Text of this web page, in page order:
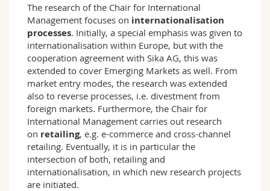
The research of the Chair for International
Management focuses on internationalisation
processes. Initially, a special emphasis was given to
internationalisation within Europe, but with the
cooperation agreement with Sika AG, this was
extended to cover Emerging Markets as well. From
market entry modes, the research was extended
also to reverse processes, i.e. divestment from
foreign markets. Furthermore, the Chair for
International Management carries out research
on retailing, e.g. e-commerce and cross-channel
retailing. Eventually, it is in particular the
intersection of both, retailing and
internationalisation, in which new research projects
are initiated.